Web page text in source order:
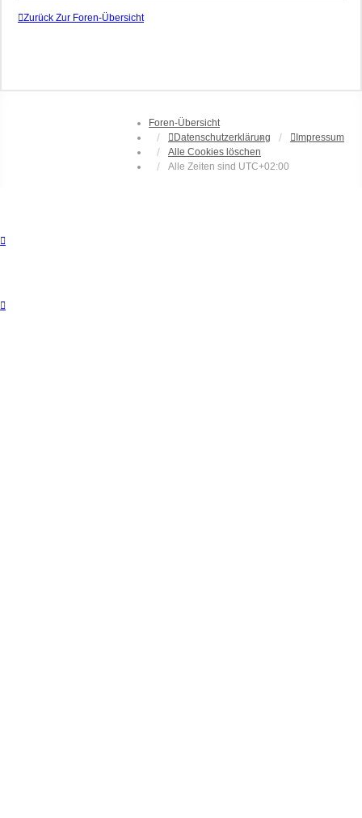
Zurück Zur Foren-Übersicht
Foren-Übersicht
Datenschutzerklärung
Impressum
Alle Cookies löschen
Alle Zeiten sind UTC+02:00